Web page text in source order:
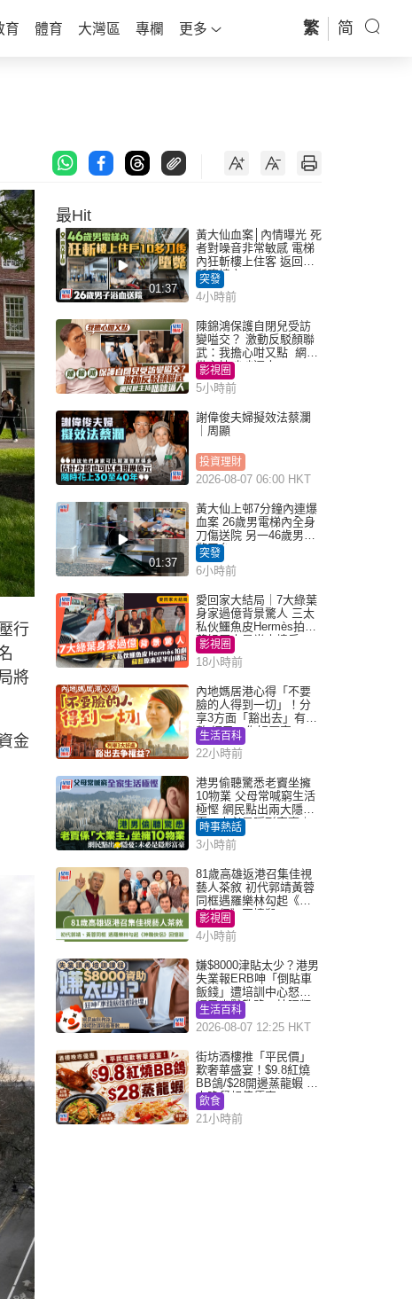
育 體育 大灣區 專欄 更多 繁 简
行
將
金
最Hit
01:37
黃大仙血案│內情曝光 死
者對噪音非常敏感 電梯
內狂斬樓上住客 返回住
所墮樓亡
突發
4小時前
陳錦鴻保護自閉兒受訪
變嗌交？ 激動反駁顏聯
武：我擔心咁又點 網民
批主持咄咄逼人
影視圈
5小時前
謝偉俊夫婦擬效法蔡瀾
｜周顯
投資理財
2026-08-07 06:00 HKT
01:37
黃大仙上邨7分鐘內連爆
血案 26歲男電梯內全身
刀傷送院 另一46歲男倒
斃平台
突發
6小時前
愛回家大結局｜7大綠葉
身家過億背景驚人 三太
私伙鱷魚皮Hermès拍劇
蘇姐原來是半山樓后
影視圈
18小時前
內地媽居港心得「不要
臉的人得到一切」！分
享3方面「豁出去」有著
數 網民：你好厲害
生活百科
22小時前
港男偷聽驚悉老竇坐擁
10物業 父母常喊窮生活
極慳 網民點出兩大隱
憂：未必是隱形富豪｜
Juicy叮
時事熱話
3小時前
81歲高雄返港召集佳視
藝人茶敘 初代郭靖黃蓉
同框遇羅樂林勾起《神
鵰俠侶》回憶殺
影視圈
4小時前
嫌$8000津貼太少？港男
失業報ERB呻「倒貼車
飯錢」遭培訓中心怒轟
網民幽默教路：揀呢類
課程唔會蝕...
生活百科
2026-08-07 12:25 HKT
街坊酒樓推「平民價」
歎奢華盛宴！$9.8紅燒
BB鴿/$28開邊蒸龍蝦 3
大晚餐超值優惠
飲食
21小時前